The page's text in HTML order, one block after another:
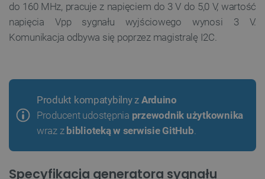
do 160 MHz, pracuje z napięciem do 3 V do 5,0 V, wartość
napięcia Vpp sygnału wyjściowego wynosi 3 V.
Komunikacja odbywa się poprzez magistralę I2C.
Produkt kompatybilny z Arduino
Producent udostępnia przewodnik użytkownika
wraz z biblioteką w serwisie GitHub.
Specyfikacja generatora sygnału